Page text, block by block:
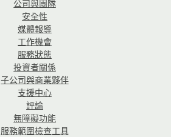
公司與團隊
安全性
媒體報導
工作機會
服務狀態
投資者關係
子公司與商業夥伴
支援中心
評論
無障礙功能
服務範圍檢查工具